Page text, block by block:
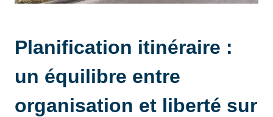
Planification itinéraire :
un équilibre entre
organisation et liberté sur